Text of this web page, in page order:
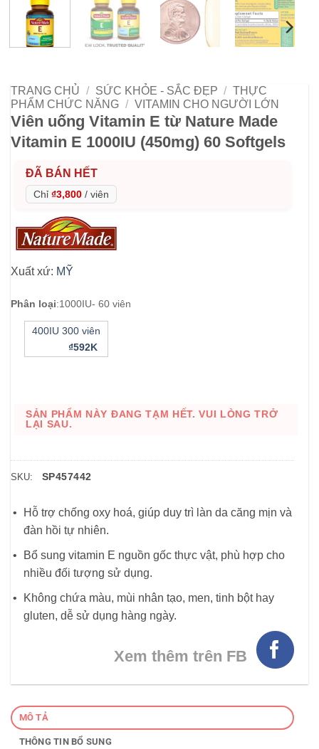
TRANG CHỦ / SỨC KHỎE - SẮC ĐẸP / THỰC
PHẨM CHỨC NĂNG / VITAMIN CHO NGƯỜI LỚN
Viên uống Vitamin E từ Nature Made
Vitamin E 1000IU (450mg) 60 Softgels
ĐÃ BÁN HẾT
Chỉ ₫3,800 / viên
Xuất xứ: MỸ
Phân loại:1000IU- 60 viên
400IU 300 viên
₫592K
SẢN PHẨM NÀY ĐANG TẠM HẾT. VUI LÒNG TRỞ
LẠI SAU.
SKU: SP457442
Hỗ trợ chống oxy hoá, giúp duy trì làn da căng mịn và
đàn hồi tự nhiên.
Bổ sung vitamin E nguồn gốc thực vật, phù hợp cho
nhiều đối tượng sử dụng.
Không chứa màu, mùi nhân tạo, men, tinh bột hay
gluten, dễ sử dụng hàng ngày.
Xem thêm trên FB
MÔ TẢ
THÔNG TIN BỔ SUNG